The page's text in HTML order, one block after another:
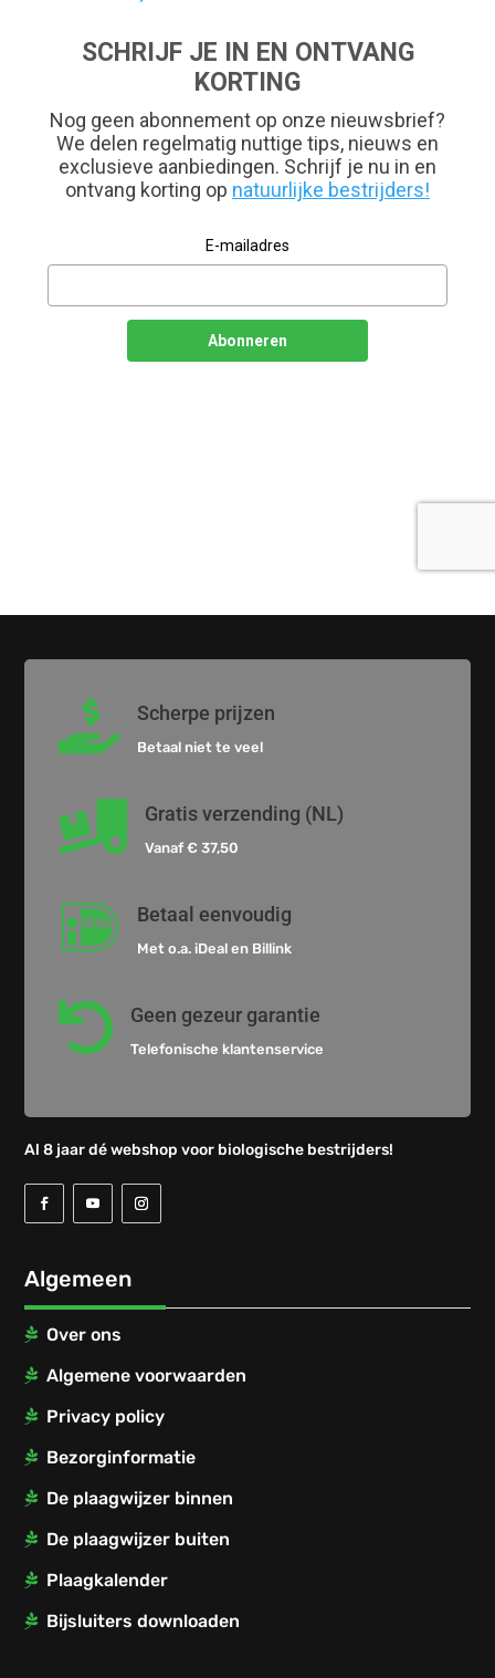
 Scherpe prijzen
Betaal niet te veel
 Gratis verzending (NL)
Vanaf € 37,50
 Betaal eenvoudig
Met o.a. iDeal en Billink
 Geen gezeur garantie
Telefonische klantenservice
Al 8 jaar dé webshop voor biologische bestrijders!
Algemeen
Over ons
Algemene voorwaarden
Privacy policy
Bezorginformatie
De plaagwijzer binnen
De plaagwijzer buiten
Plaagkalender
Bijsluiters downloaden